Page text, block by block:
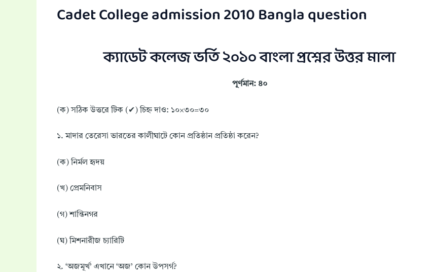
Cadet College admission 2010 Bangla question
ক্যাডেট কলেজ ভর্তি ২০১০ বাংলা প্রশ্নের উত্তর মালা
পূর্ণমান: ৪০
(ক) সঠিক উত্তরে টিক (✔) চিহ্ন দাও: ১০×৩০=৩০
১. মাদার তেরেসা ভারতের কালীঘাটে কোন প্রতিষ্ঠান প্রতিষ্ঠা করেন?
(ক) নির্মল হৃদয়
(খ) প্রেমনিবাস
(গ) শান্তিনগর
(ঘ) মিশনারীজ চ্যারিটি
২. ‘অজমূর্খ’ এখানে ‘অজ’ কোন উপসর্গ?